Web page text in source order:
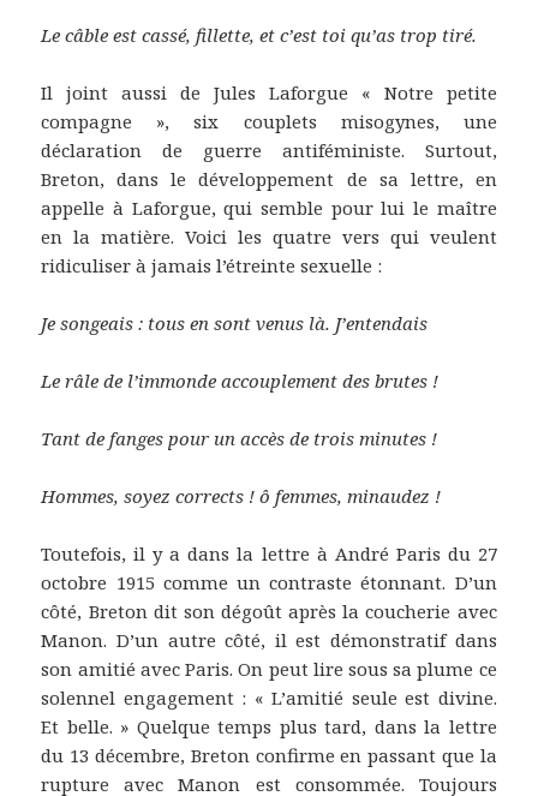
Le câble est cassé, fillette, et c’est toi qu’as trop tiré.
Il joint aussi de Jules Laforgue « Notre petite
compagne », six couplets misogynes, une
déclaration de guerre antiféministe. Surtout,
Breton, dans le développement de sa lettre, en
appelle à Laforgue, qui semble pour lui le maître
en la matière. Voici les quatre vers qui veulent
ridiculiser à jamais l’étreinte sexuelle :
Je songeais : tous en sont venus là. J’entendais
Le râle de l’immonde accouplement des brutes !
Tant de fanges pour un accès de trois minutes !
Hommes, soyez corrects ! ô femmes, minaudez !
Toutefois, il y a dans la lettre à André Paris du 27
octobre 1915 comme un contraste étonnant. D’un
côté, Breton dit son dégoût après la coucherie avec
Manon. D’un autre côté, il est démonstratif dans
son amitié avec Paris. On peut lire sous sa plume ce
solennel engagement : « L’amitié seule est divine.
Et belle. » Quelque temps plus tard, dans la lettre
du 13 décembre, Breton confirme en passant que la
rupture avec Manon est consommée. Toujours